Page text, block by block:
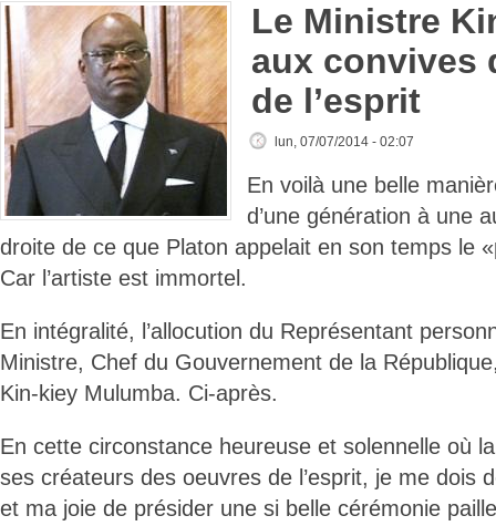
Le Ministre
aux convives
de l’esprit
lun, 07/07/2014 - 02:07
En voilà une belle
d’une génération à une
droite de ce que Platon appelait en son temps le
Car l’artiste est immortel.
En intégralité, l’allocution du Représentant
Ministre, Chef du Gouvernement de la
Kin-kiey Mulumba. Ci-après.
En cette circonstance heureuse et solennelle où
ses créateurs des oeuvres de l’esprit, je me dois
et ma joie de présider une si belle cérémonie